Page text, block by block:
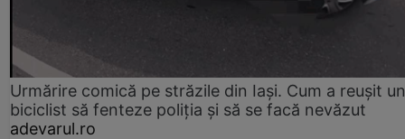
Urmărire comică pe străzile din Iași. Cum a reușit un
biciclist să fenteze poliția și să se facă nevăzut
adevarul.ro